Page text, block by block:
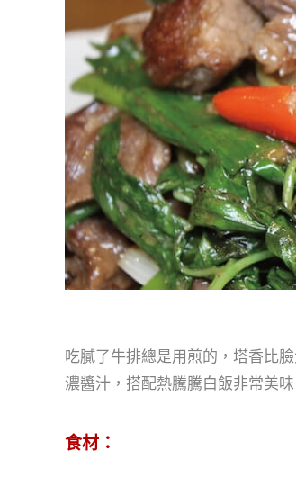
吃膩了牛排總是用煎的，塔香比
濃醬汁，搭配熱騰騰白飯非常美
食材：